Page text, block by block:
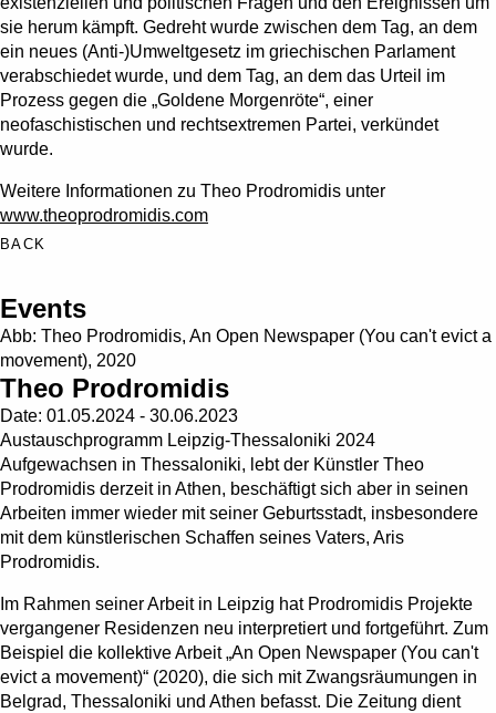
sie herum kämpft. Gedreht wurde zwischen dem Tag, an dem
ein neues (Anti-)Umweltgesetz im griechischen Parlament
verabschiedet wurde, und dem Tag, an dem das Urteil im
Prozess gegen die „Goldene Morgenröte“, einer
neofaschistischen und rechtsextremen Partei, verkündet
wurde.
Weitere Informationen zu Theo Prodromidis unter
www.theoprodromidis.com
BACK
Events
Abb: Theo Prodromidis, An Open Newspaper (You can't evict a
movement), 2020
Theo Prodromidis
Date: 01.05.2024 - 30.06.2023
Austauschprogramm Leipzig-Thessaloniki 2024
Aufgewachsen in Thessaloniki, lebt der Künstler Theo
Prodromidis derzeit in Athen, beschäftigt sich aber in seinen
Arbeiten immer wieder mit seiner Geburtsstadt, insbesondere
mit dem künstlerischen Schaffen seines Vaters, Aris
Prodromidis.
Im Rahmen seiner Arbeit in Leipzig hat Prodromidis Projekte
vergangener Residenzen neu interpretiert und fortgeführt. Zum
Beispiel die kollektive Arbeit „An Open Newspaper (You can't
evict a movement)“ (2020), die sich mit Zwangsräumungen in
Belgrad, Thessaloniki und Athen befasst. Die Zeitung dient